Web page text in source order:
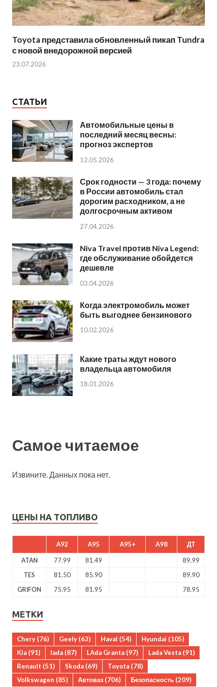
Toyota представила обновленный пикап Tundra
с новой внедорожной версией
23.07.2026
СТАТЬИ
Автомобильные цены в
последний месяц весны:
прогноз экспертов
12.05.2026
Срок годности — 3 года: почему
в России автомобиль стал
дорогим расходником, а не
долгосрочным активом
27.04.2026
Niva Travel против Niva Legend:
где обслуживание обойдется
дешевле
03.04.2026
Когда электромобиль может
быть выгоднее бензинового
10.02.2026
Какие траты ждут нового
владельца автомобиля
18.01.2026
Самое читаемое
Извините. Данных пока нет.
ЦЕНЫ НА ТОПЛИВО
A92 A95 A95+ A98 ДТ
ATAN 77.99 81.49
89.99
TES
81.50 85.90
89.90
GRIFON
75.95 81.95 78.95
МЕТКИ
Chery (76) Geely (63) Haval (54) Hyundai (105)
Kia (91) lada (87) LAda Granta (97) Lada Vesta (91)
Renault (51) Skoda (69) Toyota (78)
Volkswagen (85) Автоваз (706) Безопасность (209)